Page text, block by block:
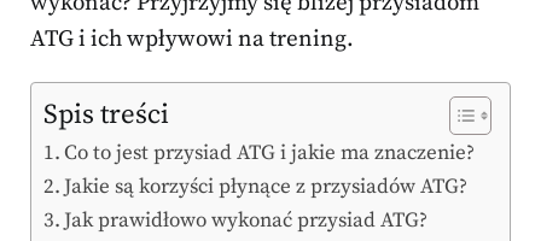
ATG i ich wpływowi na trening.
Spis treści
Co to jest przysiad ATG i jakie ma znaczenie?
Jakie są korzyści płynące z przysiadów ATG?
Jak prawidłowo wykonać przysiad ATG?